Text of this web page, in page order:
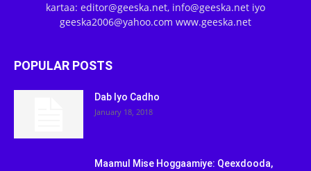
kartaa: editor@geeska.net, info@geeska.net iyo
geeska2006@yahoo.com www.geeska.net
POPULAR POSTS
Dab Iyo Cadho
January 18, 2018
Maamul Mise Hoggaamiye: Qeexdooda,